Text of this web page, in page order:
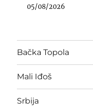
05/08/2026
Bačka Topola
Mali Iđoš
Srbija